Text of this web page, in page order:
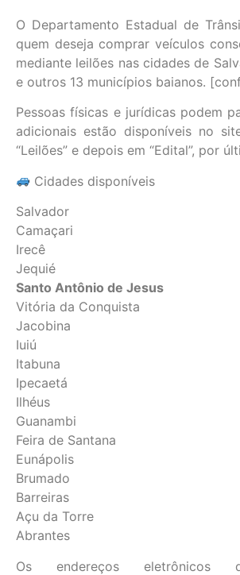
O Departamento Estadual de
quem deseja comprar veículos
mediante leilões nas cidades de
e outros 13 municípios baianos.
Pessoas físicas e jurídicas podem
adicionais estão disponíveis no
“Leilões” e depois em “Edital”, por
Cidades disponíveis
Salvador
Camaçari
Irecê
Jequié
Santo Antônio de Jesus
Vitória da Conquista
Jacobina
Iuiú
Itabuna
Ipecaetá
Ilhéus
Guanambi
Feira de Santana
Eunápolis
Brumado
Barreiras
Açu da Torre
Abrantes
Os endereços eletrônicos